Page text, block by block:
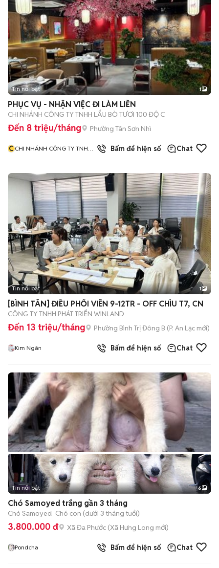
Tin nổi bật 1
PHỤC VỤ - NHẬN VIỆC ĐI LÀM LIỀN
CHI NHÁNH CÔNG TY TNHH LẨU BÒ TƯƠI 100 ĐỘ C
Đến 8 triệu/tháng Phường Tân Sơn Nhì
CCHI NHÁNH CÔNG TY TNHH
Bấm để hiện số Chat
Tin nổi bật 1
[BÌNH TÂN] ĐIỀU PHỐI VIÊN 9-12TR - OFF CHÌU T7, CN
CÔNG TY TNHH PHÁT TRIỂN WINLAND
Đến 13 triệu/tháng Phường Bình Trị Đông B (P. An Lạc mới)
Kim Ngân Bấm để hiện số Chat
+2
Tin nổi bật 6
Chó Samoyed trắng gần 3 tháng
Chó Samoyed Chó con (dưới 3 tháng tuổi)
3.800.000 đ Xã Đa Phước (Xã Hưng Long mới)
Pondcha Bấm để hiện số Chat